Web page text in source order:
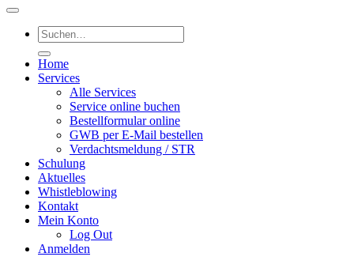
Suche
nach:
Home
Services
Alle Services
Service online buchen
Bestellformular online
GWB per E-Mail bestellen
Verdachtsmeldung / STR
Schulung
Aktuelles
Whistleblowing
Kontakt
Mein Konto
Log Out
Anmelden